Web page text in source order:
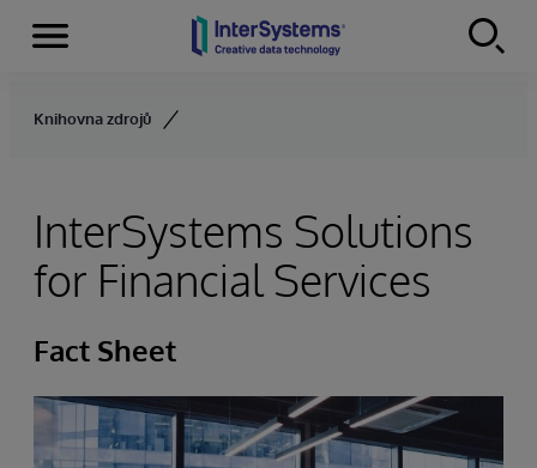
Skip to content
Menu
Knihovna zdrojů
InterSystems Solutions
for Financial Services
Fact Sheet